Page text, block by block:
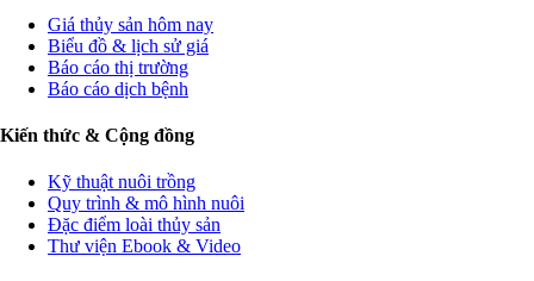
Giá thủy sản hôm nay
Biểu đồ & lịch sử giá
Báo cáo thị trường
Báo cáo dịch bệnh
Kiến thức & Cộng đồng
Kỹ thuật nuôi trồng
Quy trình & mô hình nuôi
Đặc điểm loài thủy sản
Thư viện Ebook & Video